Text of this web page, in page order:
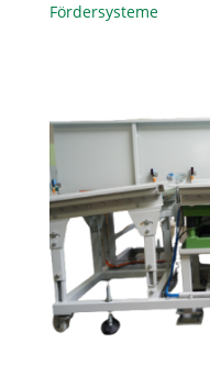
Fördersysteme